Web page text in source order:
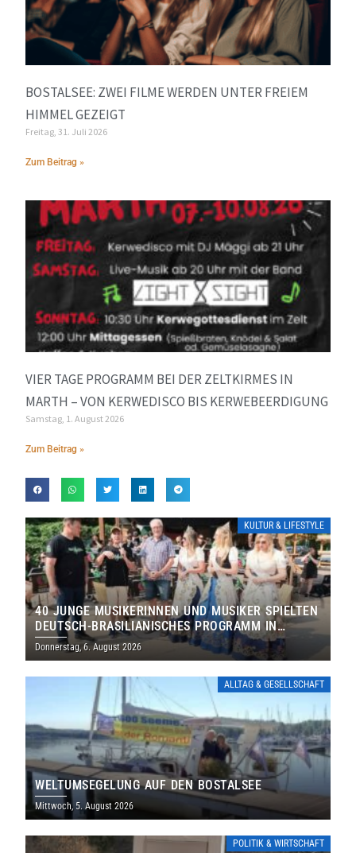
BOSTALSEE: ZWEI FILME WERDEN UNTER FREIEM
HIMMEL GEZEIGT
Freitag, 31. Juli 2026
Zum Beitrag »
VIER TAGE PROGRAMM BEI DER ZELTKIRMES IN
MARTH – VON KERWEDISCO BIS KERWEBEERDIGUNG
Samstag, 1. August 2026
Zum Beitrag »
KULTUR & LIFESTYLE
40 JUNGE MUSIKERINNEN UND MUSIKER SPIELTEN
DEUTSCH-BRASILIANISCHES PROGRAMM IN
THOLEY
Donnerstag, 6. August 2026
ALLTAG & GESELLSCHAFT
WELTUMSEGELUNG AUF DEN BOSTALSEE
Mittwoch, 5. August 2026
POLITIK & WIRTSCHAFT